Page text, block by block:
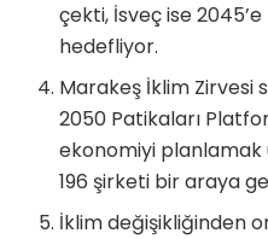
çekti, İsveç ise
hedefliyor.
Marakeş İklim Zirvesi
2050 Patikaları
ekonomiyi planlamak
196 şirketi bir araya
İklim değişikliğinden